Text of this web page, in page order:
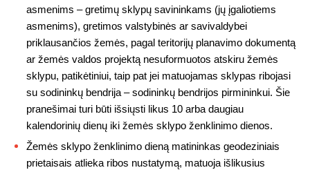
asmenims – gretimų sklypų savininkams (jų įgaliotiems
asmenims), gretimos valstybinės ar savivaldybei
priklausančios žemės, pagal teritorijų planavimo dokumentą
ar žemės valdos projektą nesuformuotos atskiru žemės
sklypu, patikėtiniui, taip pat jei matuojamas sklypas ribojasi
su sodininkų bendrija – sodininkų bendrijos pirmininkui. Šie
pranešimai turi būti išsiųsti likus 10 arba daugiau
kalendorinių dienų iki žemės sklypo ženklinimo dienos.
Žemės sklypo ženklinimo dieną matininkas geodeziniais
prietaisais atlieka ribos nustatymą, matuoja išlikusius